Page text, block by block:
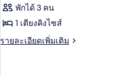
ท
ของ
Suite
Prestige
พักได้ 3 คน
1 เตียงคิงไซส์
รายละเอียดเพิ่มเติม
ราย